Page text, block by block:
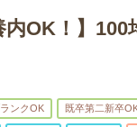
内OK！】
ンクOK 既卒第二新卒